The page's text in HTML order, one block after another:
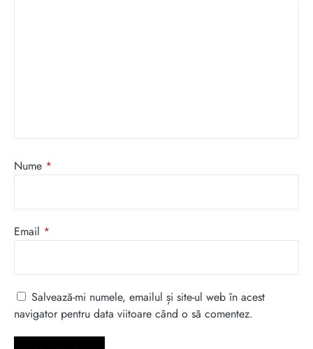
Nume *
Email *
Salvează-mi numele, emailul și site-ul web în acest
navigator pentru data viitoare când o să comentez.